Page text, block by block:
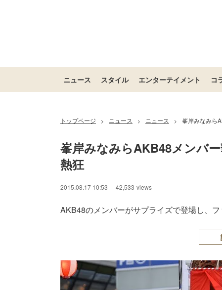
ニュース スタイル エンターテイメント コ
トップページ > ニュース > ニュース > 峯岸みなみら
峯岸みなみらAKB48メンバ
熱狂
2015.08.17 10:53 42,533 views
AKB48のメンバーがサプライズで登場し、フ